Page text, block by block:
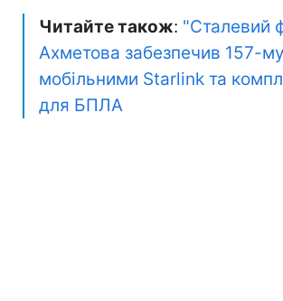
Читайте також: "Сталевий
Ахметова забезпечив 157-
мобільними Starlink та
для БПЛА